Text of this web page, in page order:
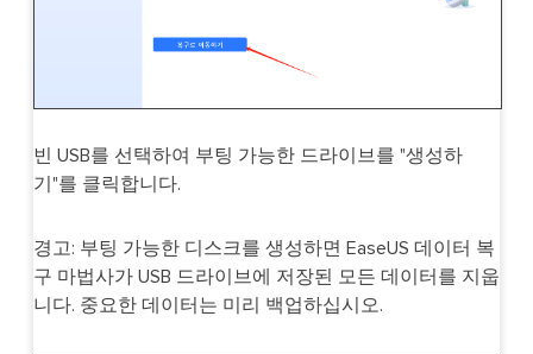
빈 USB를 선택하여 부팅 가능한 드라이브를 "생성하
기"를 클릭합니다.
경고: 부팅 가능한 디스크를 생성하면 EaseUS 데이터 복
구 마법사가 USB 드라이브에 저장된 모든 데이터를 지웁
니다. 중요한 데이터는 미리 백업하십시오.